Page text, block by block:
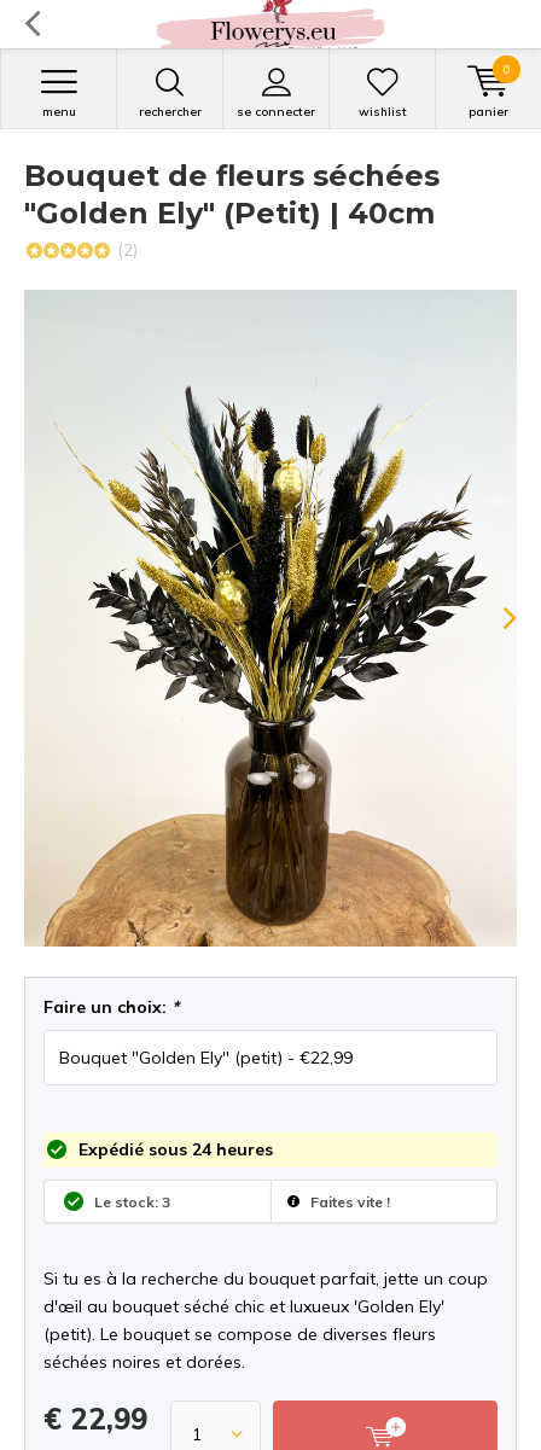
rechercher se connecter
menu wishlist panier
0
Bouquet de fleurs séchées
"Golden Ely" (Petit) | 40cm
(2)
Faire un choix: *
Expédié sous 24 heures
Le stock: 3 Faites vite !
Si tu es à la recherche du bouquet parfait, jette un coup
d'œil au bouquet séché chic et luxueux 'Golden Ely'
(petit). Le bouquet se compose de diverses fleurs
séchées noires et dorées.
€ 22,99